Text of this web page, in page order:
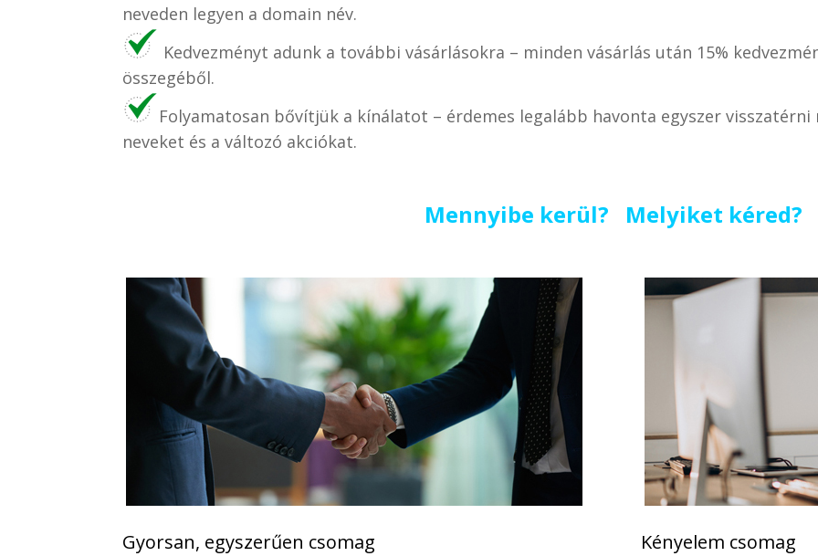
neveden legyen a domain név.
Kedvezményt adunk a további vásárlásokra – minden vásárlás után 15%
összegéből.
Folyamatosan bővítjük a kínálatot – érdemes legalább havonta egyszer
neveket és a változó akciókat.
Mennyibe kerül? Melyiket kéred?
Gyorsan, egyszerűen csomag Kényelem csomag